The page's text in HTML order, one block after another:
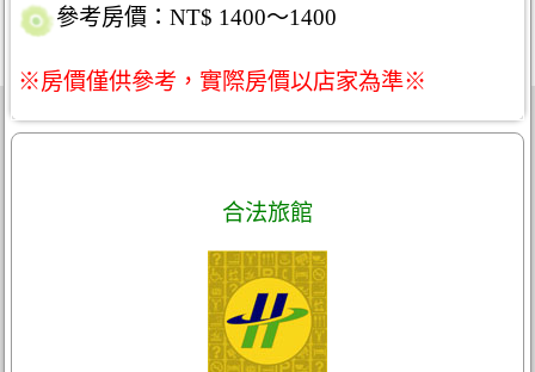
參考房價：NT$ 1400～1400
※房價僅供參考，實際房價以店家為準※
合法旅館